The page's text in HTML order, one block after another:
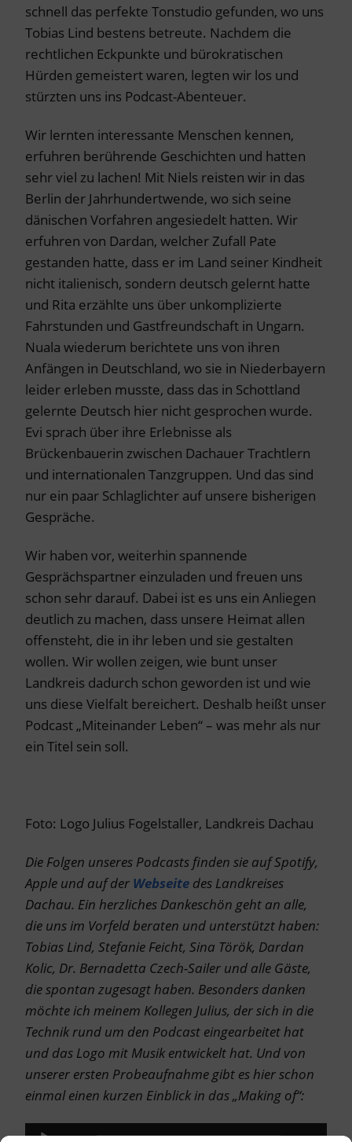
schnell das perfekte Tonstudio gefunden, wo uns
Tobias Lind bestens betreute. Nachdem die
rechtlichen Eckpunkte und bürokratischen
Hürden gemeistert waren, legten wir los und
stürzten uns ins Podcast-Abenteuer.
Wir lernten interessante Menschen kennen,
erfuhren berührende Geschichten und hatten
sehr viel zu lachen! Mit Niels reisten wir in das
Berlin der Jahrhundertwende, wo sich seine
dänischen Vorfahren angesiedelt hatten. Wir
erfuhren von Dardan, welcher Zufall Pate
gestanden hatte, dass er im Land seiner Kindheit
nicht italienisch, sondern deutsch gelernt hatte
und Rita erzählte uns über unkomplizierte
Fahrstunden und Gastfreundschaft in Ungarn.
Nuala wiederum berichtete uns von ihren
Anfängen in Deutschland, wo sie in Niederbayern
leider erleben musste, dass das in Schottland
gelernte Deutsch hier nicht gesprochen wurde.
Evi sprach über ihre Erlebnisse als
Brückenbauerin zwischen Dachauer Trachtlern
und internationalen Tanzgruppen. Und das sind
nur ein paar Schlaglichter auf unsere bisherigen
Gespräche.
Wir haben vor, weiterhin spannende
Gesprächspartner einzuladen und freuen uns
schon sehr darauf. Dabei ist es uns ein Anliegen
deutlich zu machen, dass unsere Heimat allen
offensteht, die in ihr leben und sie gestalten
wollen. Wir wollen zeigen, wie bunt unser
Landkreis dadurch schon geworden ist und wie
uns diese Vielfalt bereichert. Deshalb heißt unser
Podcast „Miteinander Leben“ – was mehr als nur
ein Titel sein soll.
Foto: Logo Julius Fogelstaller, Landkreis Dachau
Die Folgen unseres Podcasts finden sie auf Spotify,
Apple und auf der Webseite des Landkreises
Dachau. Ein herzliches Dankeschön geht an alle,
die uns im Vorfeld beraten und unterstützt haben:
Tobias Lind, Stefanie Feicht, Sina Török, Dardan
Kolic, Dr. Bernadetta Czech-Sailer und alle Gäste,
die spontan zugesagt haben. Besonders danken
möchte ich meinem Kollegen Julius, der sich in die
Technik rund um den Podcast eingearbeitet hat
und das Logo mit Musik entwickelt hat. Und von
unserer ersten Probeaufnahme gibt es hier schon
einmal einen kurzen Einblick in das „Making of“:
Audio-